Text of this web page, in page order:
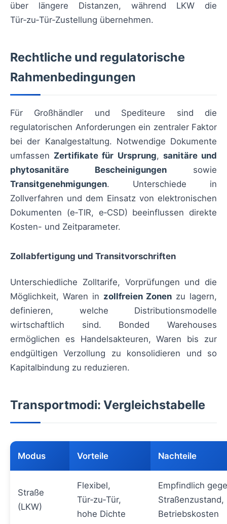
über längere Distanzen, während LKW die
Tür‑zu‑Tür‑Zustellung übernehmen.
Rechtliche und regulatorische
Rahmenbedingungen
Für Großhändler und Spediteure sind die
regulatorischen Anforderungen ein zentraler Faktor
bei der Kanalgestaltung. Notwendige Dokumente
umfassen Zertifikate für Ursprung, sanitäre und
phytosanitäre Bescheinigungen sowie
Transitgenehmigungen. Unterschiede in
Zollverfahren und dem Einsatz von elektronischen
Dokumenten (e‑TIR, e‑CSD) beeinflussen direkte
Kosten- und Zeitparameter.
Zollabfertigung und Transitvorschriften
Unterschiedliche Zolltarife, Vorprüfungen und die
Möglichkeit, Waren in zollfreien Zonen zu lagern,
definieren, welche Distributionsmodelle
wirtschaftlich sind. Bonded Warehouses
ermöglichen es Handelsakteuren, Waren bis zur
endgültigen Verzollung zu konsolidieren und so
Kapitalbindung zu reduzieren.
Transportmodi: Vergleichstabelle
Modus Vorteile Nachteile
Straße
(LKW)
Flexibel,
Tür‑zu‑Tür,
hohe Dichte
Empfindlich
Straßenzustand,
Betriebskosten